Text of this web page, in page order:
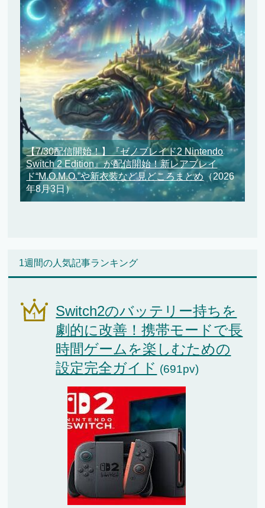
【7/30配信開始！】『ゼノブレイド2 Nintendo
Switch 2 Edition』が配信開始！新レアブレイ
ド“M.O.M.O.”や新衣装など見どころまとめ（2026
年8月3日）
1週間の人気記事ランキング
Switch2のバッテリー持ちを
劇的に改善！携帯モードで長
時間ゲームを楽しむための
設定完全ガイド (691pv)